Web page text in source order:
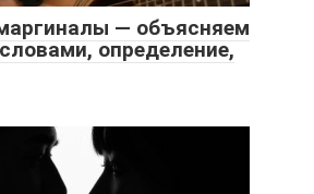
— объясняем
определение,